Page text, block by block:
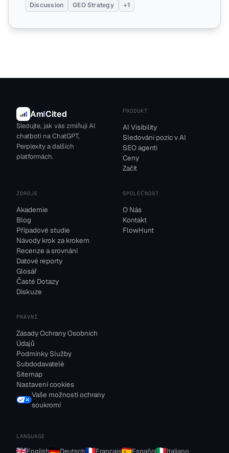
Discussion GEO Strategy +1
AmICited
Sledujte, jak vás zmiňují AI
chatboti na ChatGPT,
Perplexity a dalších
platformách.
PRODUKT
AI Visibility
Sledování pozic v AI
SEO agenti
Ceny
Začít
ZDROJE
Akademie
Blog
Případové studie
Návody krok za krokem
Recenze a srovnání
Datové reporty
Glosář
Časté Dotazy
Diskuze
SPOLEČNOST
O Nás
Kontakt
FlowHunt
PRÁVNÍ
Zásady Ochrany Osobních
Údajů
Podmínky Služby
Subdodavatelé
Sitemap
Nastavení cookies
Vaše možnosti ochrany
soukromí
LANGUAGE
English Deutsch Français Español Italiano